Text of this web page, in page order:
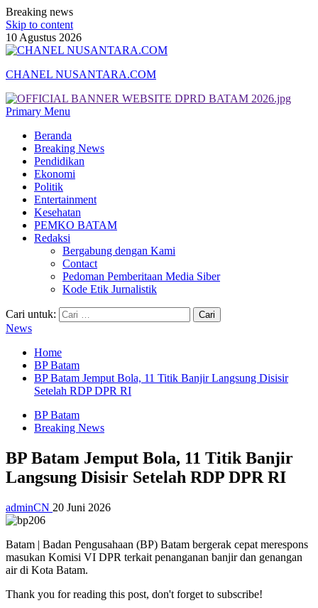
Breaking news
Skip to content
10 Agustus 2026
CHANEL NUSANTARA.COM
Primary Menu
Beranda
Breaking News
Pendidikan
Ekonomi
Politik
Entertainment
Kesehatan
PEMKO BATAM
Redaksi
Bergabung dengan Kami
Contact
Pedoman Pemberitaan Media Siber
Kode Etik Jurnalistik
Cari untuk:
News
Home
BP Batam
BP Batam Jemput Bola, 11 Titik Banjir Langsung Disisir
Setelah RDP DPR RI
BP Batam
Breaking News
BP Batam Jemput Bola, 11 Titik Banjir
Langsung Disisir Setelah RDP DPR RI
adminCN 20 Juni 2026
Batam | Badan Pengusahaan (BP) Batam bergerak cepat merespons
masukan Komisi VI DPR terkait penanganan banjir dan genangan
air di Kota Batam.
Thank you for reading this post, don't forget to subscribe!